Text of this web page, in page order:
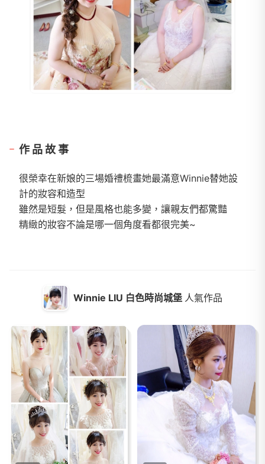
作品故事
很榮幸在新娘的三場婚禮梳畫她最滿意Winnie替她設
計的妝容和造型
雖然是短髮，但是風格也能多變，讓親友們都驚豔
精緻的妝容不論是哪一個角度看都很完美~
Winnie LIU 白色時尚城堡 人氣作品